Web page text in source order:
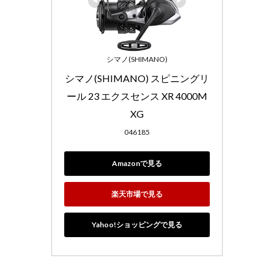
シマノ(SHIMANO)
シマノ(SHIMANO) スピニングリ
ール 23 エクスセンス XR 4000M
XG
046185
Amazonで見る
楽天市場で見る
Yahoo!ショッピングで見る